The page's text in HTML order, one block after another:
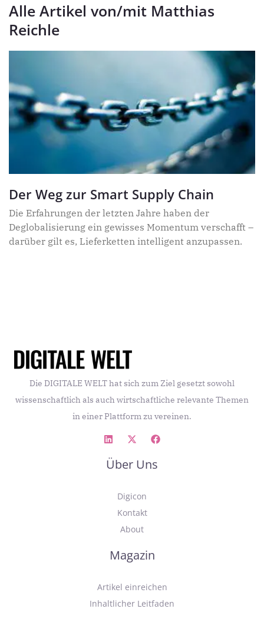
Alle Artikel von/mit Matthias
Reichle
Der Weg zur Smart Supply Chain
Die Erfahrungen der letzten Jahre haben der
Deglobalisierung ein gewisses Momentum verschafft –
darüber gilt es, Lieferketten intelligent anzupassen.
Die DIGITALE WELT hat sich zum Ziel gesetzt sowohl
wissenschaftlich als auch wirtschaftliche relevante Themen
in einer Plattform zu vereinen.
Über Uns
Digicon
Kontakt
About
Magazin
Artikel einreichen
Inhaltlicher Leitfaden